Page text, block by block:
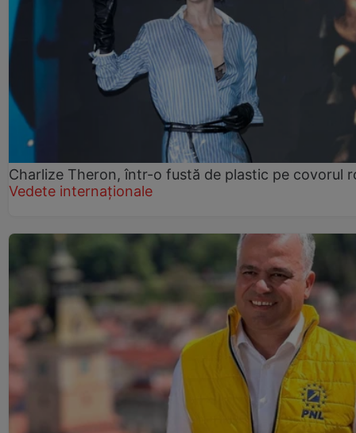
Charlize Theron, într-o fustă de plastic pe covorul
Vedete internaționale